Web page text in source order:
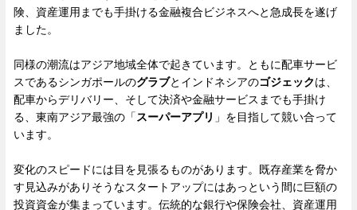
険、資産運用までも手掛ける金融複合ビジネスへと急成長を遂げ
ました。
同様の潮流はアジア地域全体で起きています。ともに配車サービ
スであるシンガポールのグラブとインドネシアのゴジェックは、
配車からデリバリー、そして決済や金融サービスまでも手掛け
る、東南アジア最強の「スーパーアプリ 」を目指して競い合って
います。
変化のスピードには目を見張るものがあります。既存産業を脅か
す見込みがありそうなスタートアップにはあっという間に巨額の
投資資金が集まっています。伝統的な銀行や保険会社、資産運用